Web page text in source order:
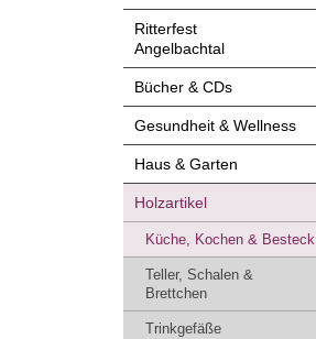
Ritterfest
Angelbachtal
Bücher & CDs
Gesundheit & Wellness
Haus & Garten
Holzartikel
Küche, Kochen & Besteck
Teller, Schalen &
Brettchen
Trinkgefäße